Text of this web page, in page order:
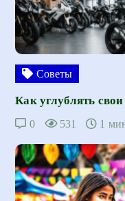
Советы
Как углублять
0 531 1